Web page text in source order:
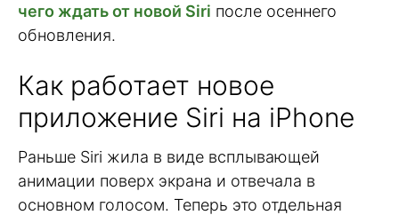
чего ждать от новой Siri после осеннего
обновления.
Как работает новое
приложение Siri на iPhone
Раньше Siri жила в виде всплывающей
анимации поверх экрана и отвечала в
основном голосом. Теперь это отдельная